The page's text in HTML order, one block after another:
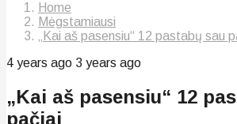
Home
Mėgstamiausi
„Kai aš pasensiu“ 12 pastabų sau
4 years ago 3 years ago
„Kai aš pasensiu“ 12
pačiai